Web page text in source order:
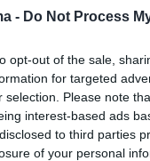
- Do Not Process
opt-out of the sale,
for targeted
selection. Please note
interest-based ads
to third parties
of your personal